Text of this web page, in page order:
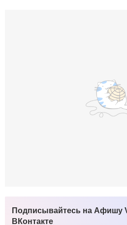
Подписывайтесь на Афишу
ВКонтакте